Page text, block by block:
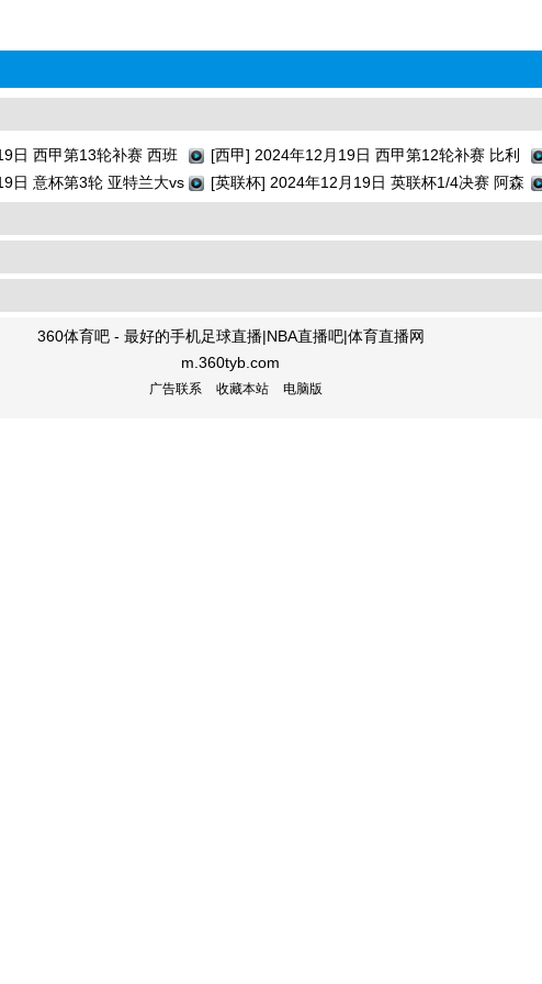
日 西甲第13轮补赛 西班
录像回放
[西甲] 2024年12月19日 西甲第12轮补赛 比利
亚雷亚尔vs巴列卡诺 全场录像回放
日 意杯第3轮 亚特兰大vs
[英联杯] 2024年12月19日 英联杯1/4决赛 阿森
360体育吧 - 最好的手机足球直播|NBA直播吧|体育直播网
m.360tyb.com
广告联系 收藏本站 电脑版